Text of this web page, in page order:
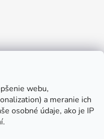
webu,
a meranie ich
osobné údaje, ako je IP